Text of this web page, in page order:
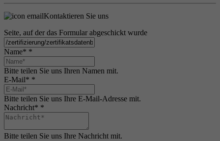
Kontaktieren Sie uns
Seite, auf der das Formular abgeschickt wurde
Name* *
Bitte teilen Sie uns Ihren Namen mit.
E-Mail* *
Bitte teilen Sie uns Ihre E-Mail-Adresse mit.
Nachricht* *
Bitte teilen Sie uns Ihre Nachricht mit.